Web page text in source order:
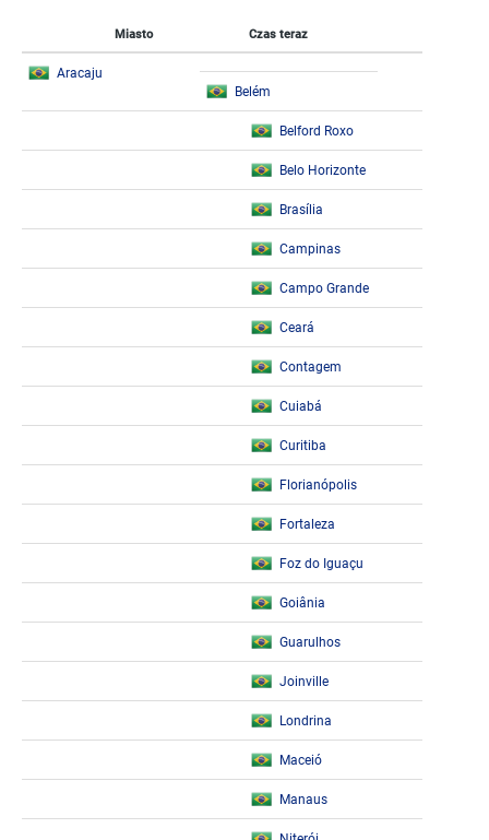
Miasto Czas teraz
Aracaju
Belém
Belford Roxo
Belo Horizonte
Brasília
Campinas
Campo Grande
Ceará
Contagem
Cuiabá
Curitiba
Florianópolis
Fortaleza
Foz do Iguaçu
Goiânia
Guarulhos
Joinville
Londrina
Maceió
Manaus